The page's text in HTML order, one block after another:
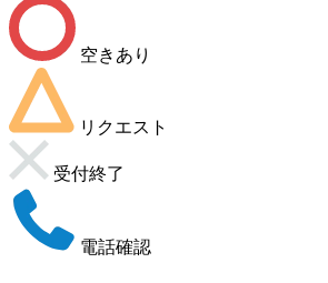
空きあり
リクエスト
受付終了
電話確認